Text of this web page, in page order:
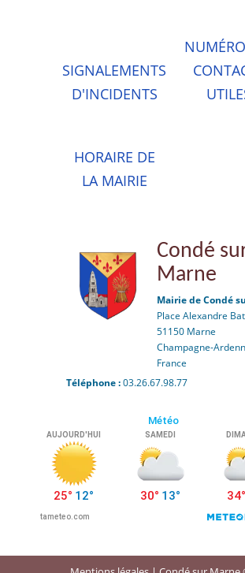
SIGNALEMENTS
D'INCIDENTS
HORAIRE DE
LA MAIRIE
Condé
Marne
Mairie de Condé
Place Alexandre
51150 Marne
Champagne-
France
Téléphone :03.26.67.98.77